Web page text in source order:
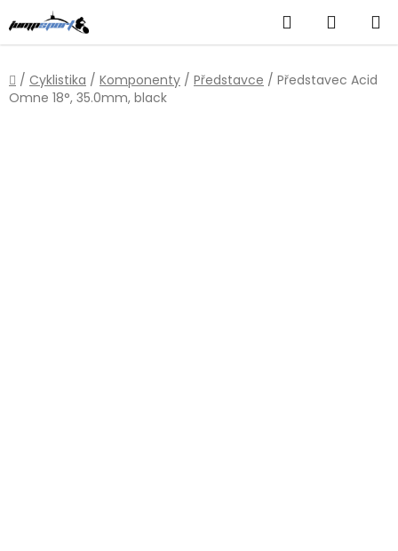
na
obsah
Hledat
KOŠÍK
Domů
/ Cyklistika / Komponenty / Představce / Představec Acid
Omne 18°, 35.0mm, black